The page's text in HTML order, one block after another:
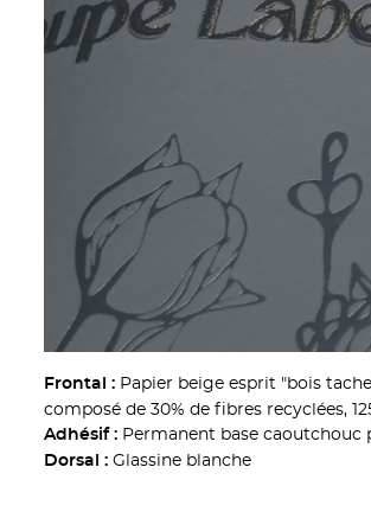
Frontal : Papier beige esprit "bois
composé de 30% de fibres recyclées,
Adhésif : Permanent base
Dorsal : Glassine blanche